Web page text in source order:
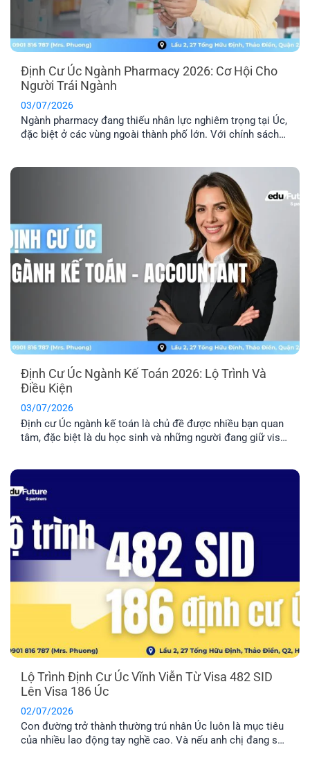
Định Cư Úc Ngành Pharmacy 2026: Cơ Hội Cho
Người Trái Ngành
03/07/2026
Ngành pharmacy đang thiếu nhân lực nghiêm trọng tại Úc,
đặc biệt ở các vùng ngoài thành phố lớn. Với chính sách
đang học ngành Dược, người trái ngành hoặc chưa [...]
Định Cư Úc Ngành Kế Toán 2026: Lộ Trình Và
Điều Kiện
03/07/2026
Định cư Úc ngành kế toán là chủ đề được nhiều bạn quan
tâm, đặc biệt là du học sinh và những người đang giữ visa
Lộ Trình Định Cư Úc Vĩnh Viễn Từ Visa 482 SID
Lên Visa 186 Úc
02/07/2026
Con đường trở thành thường trú nhân Úc luôn là mục tiêu
của nhiều lao động tay nghề cao. Và nếu anh chị đang sở